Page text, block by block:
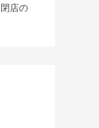
店の